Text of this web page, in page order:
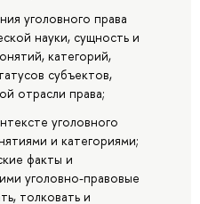
уголовного права
науки, сущность и
категорий,
субъектов,
отрасли права;
уголовного
и категориями;
факты и
уголовно-правовые
толковать и